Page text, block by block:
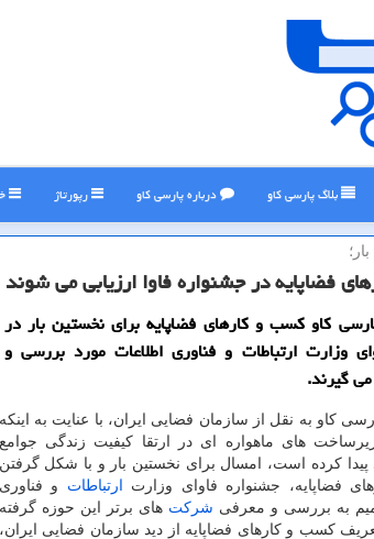
بلاگ پارسی كاو درباره پارسی كاو رپورتاژ
فضاپایه در جشنواره فاوا ارزیابی می شوند
كاو كسب و كارهای فضاپایه برای نخستین بار در
وزارت ارتباطات و فناوری اطلاعات مورد بررسی و
می گیرند.
كاو به نقل از سازمان فضایی ایران، با عنایت به اینكه
زیرساخت های ماهواره ای در ارتقا كیفیت زندگی جوامع
پیدا كرده است، امسال برای نخستین بار و با شكل گرفتن
فضاپایه، جشنواره فاوای وزارت
ارتباطات و فناوری
به بررسی و معرفی شركت های برتر این حوزه گرفته
كسب و كارهای فضاپایه از دید سازمان فضایی ایران،